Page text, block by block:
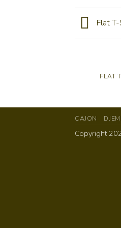
Flat
FLAT
CAJON
Copyright